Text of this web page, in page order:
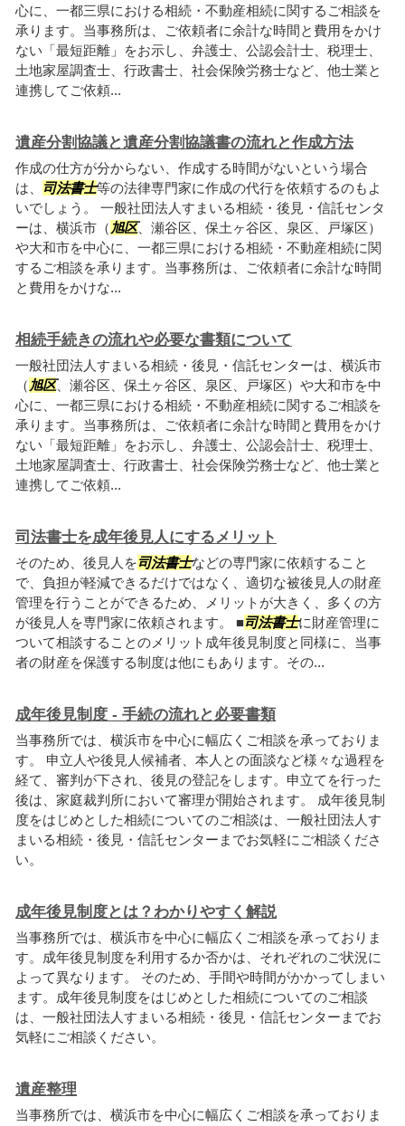
心に、一都三県における相続・不動産相続に関するご相談を
承ります。当事務所は、ご依頼者に余計な時間と費用をかけ
ない「最短距離」をお示し、弁護士、公認会計士、税理士、
土地家屋調査士、行政書士、社会保険労務士など、他士業と
連携してご依頼...
遺産分割協議と遺産分割協議書の流れと作成方法
作成の仕方が分からない、作成する時間がないという場合
は、
司法書士等の法律専門家に作成の代行を依頼するのもよ
いでしょう。 一般社団法人すまいる相続・後見・信託センタ
ーは、横浜市（ 旭区、瀬谷区、保土ヶ谷区、泉区、戸塚区）
や大和市を中心に、一都三県における相続・不動産相続に関
するご相談を承ります。当事務所は、ご依頼者に余計な時間
と費用をかけな...
相続手続きの流れや必要な書類について
一般社団法人すまいる相続・後見・信託センターは、横浜市
（ 旭区、瀬谷区、保土ヶ谷区、泉区、戸塚区）や大和市を中
心に、一都三県における相続・不動産相続に関するご相談を
承ります。当事務所は、ご依頼者に余計な時間と費用をかけ
ない「最短距離」をお示し、弁護士、公認会計士、税理士、
土地家屋調査士、行政書士、社会保険労務士など、他士業と
連携してご依頼...
司法書士を成年後見人にするメリット
そのため、後見人を司法書士などの専門家に依頼すること
で、負担が軽減できるだけではなく、適切な被後見人の財産
管理を行うことができるため、メリットが大きく、多くの方
が後見人を専門家に依頼されます。 ■司法書士に財産管理に
ついて相談することのメリット成年後見制度と同様に、当事
者の財産を保護する制度は他にもあります。その...
成年後見制度 - 手続の流れと必要書類
当事務所では、横浜市を中心に幅広くご相談を承っておりま
す。 申立人や後見人候補者、本人との面談など様々な過程を
経て、審判が下され、後見の登記をします。申立てを行った
後は、家庭裁判所において審理が開始されます。 成年後見制
度をはじめとした相続についてのご相談は、一般社団法人す
まいる相続・後見・信託センターまでお気軽にご相談くださ
い。
成年後見制度とは？わかりやすく解説
当事務所では、横浜市を中心に幅広くご相談を承っておりま
す。成年後見制度を利用するか否かは、それぞれのご状況に
よって異なります。 そのため、手間や時間がかかってしまい
ます。成年後見制度をはじめとした相続についてのご相談
は、一般社団法人すまいる相続・後見・信託センターまでお
気軽にご相談ください。
遺産整理
当事務所では、横浜市を中心に幅広くご相談を承っておりま